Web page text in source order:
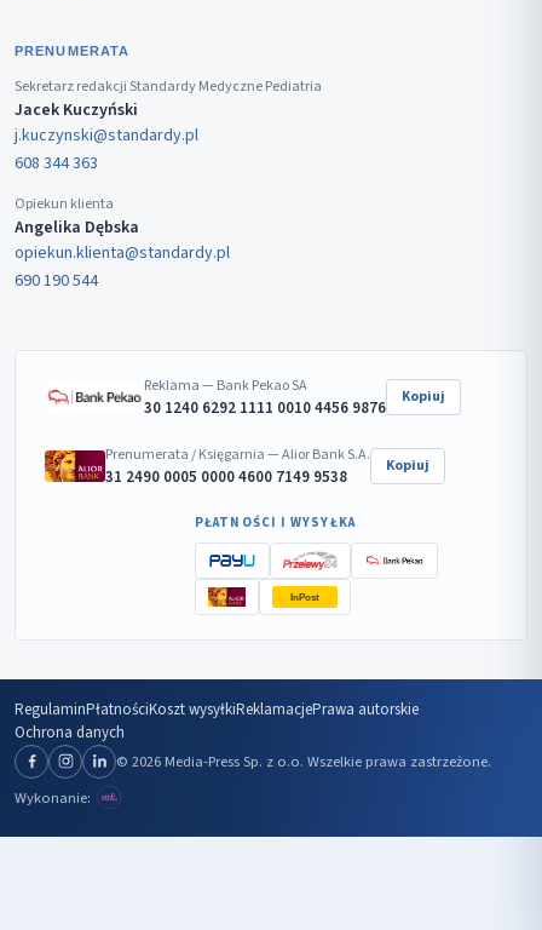
PRENUMERATA
Sekretarz redakcji Standardy Medyczne Pediatria
Jacek Kuczyński
j.kuczynski@standardy.pl
608 344 363
Opiekun klienta
Angelika Dębska
opiekun.klienta@standardy.pl
690 190 544
Reklama — Bank Pekao SA
30 1240 6292 1111 0010 4456 9876 Kopiuj
Prenumerata / Księgarnia — Alior Bank S.A.
31 2490 0005 0000 4600 7149 9538 Kopiuj
PŁATNOŚCI I WYSYŁKA
InPost
RegulaminPłatnościKoszt wysyłkiReklamacjePrawa autorskie
Ochrona danych
© 2026 Media-Press Sp. z o.o. Wszelkie prawa zastrzeżone.
Wykonanie: